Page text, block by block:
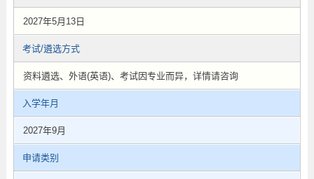
2027年5月13日
考试/遴选方式
资料遴选、外语(英语)、考试因专业而异，详情请咨询
入学年月
2027年9月
申请类别